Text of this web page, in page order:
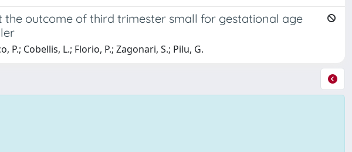
outcome of third trimester small for gestational age
P.; Cobellis, L.; Florio, P.; Zagonari, S.; Pilu, G.